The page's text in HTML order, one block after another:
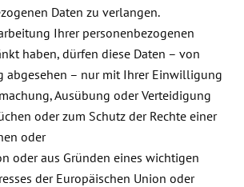
Daten zu verlangen.
Ihrer personenbezogenen
haben, dürfen diese Daten – von
abgesehen – nur mit Ihrer Einwilligung
Ausübung oder Verteidigung
oder zum Schutz der Rechte einer
oder
oder aus Gründen eines wichtigen
der Europäischen Union oder